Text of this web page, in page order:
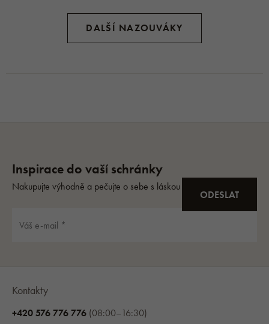
DALŠÍ NAZOUVÁKY
Kontakty
+420 576 776 776 (08:00–16:30)